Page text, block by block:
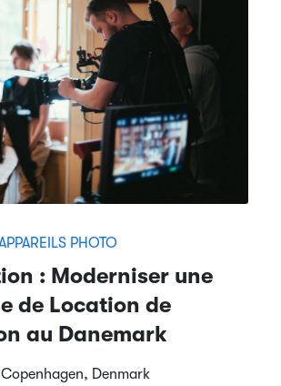
PHOTO
: Moderniser une
de Location de
au Danemark
Denmark